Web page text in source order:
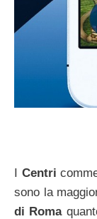
I Centri
sono la
di Roma